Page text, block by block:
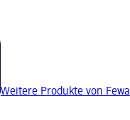
Weitere Produkte von Fewa